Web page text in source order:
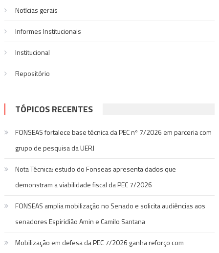
Notí­cias gerais
Informes Institucionais
Institucional
Repositório
TÓPICOS RECENTES
FONSEAS fortalece base técnica da PEC nº 7/2026 em parceria com
grupo de pesquisa da UERJ
Nota Técnica: estudo do Fonseas apresenta dados que
demonstram a viabilidade fiscal da PEC 7/2026
FONSEAS amplia mobilização no Senado e solicita audiências aos
senadores Espiridião Amin e Camilo Santana
Mobilização em defesa da PEC 7/2026 ganha reforço com